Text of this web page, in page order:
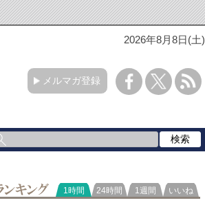
2026年8月8日(土)
メルマガ登録
ランキング
1時間 24時間 1週間 いいね